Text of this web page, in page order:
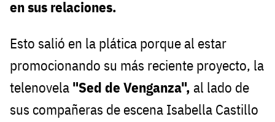
en sus relaciones.
Esto salió en la plática porque al estar
promocionando su más reciente proyecto, la
telenovela "Sed de Venganza", al lado de
sus compañeras de escena Isabella Castillo